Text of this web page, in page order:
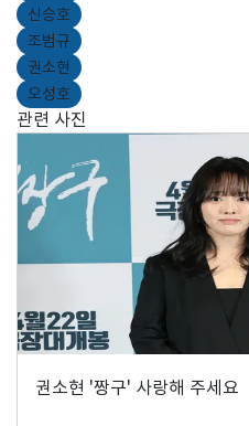
신승호
조범규
권소현
오성호
관련 사진
권소현 '짱구' 사랑해 주세요